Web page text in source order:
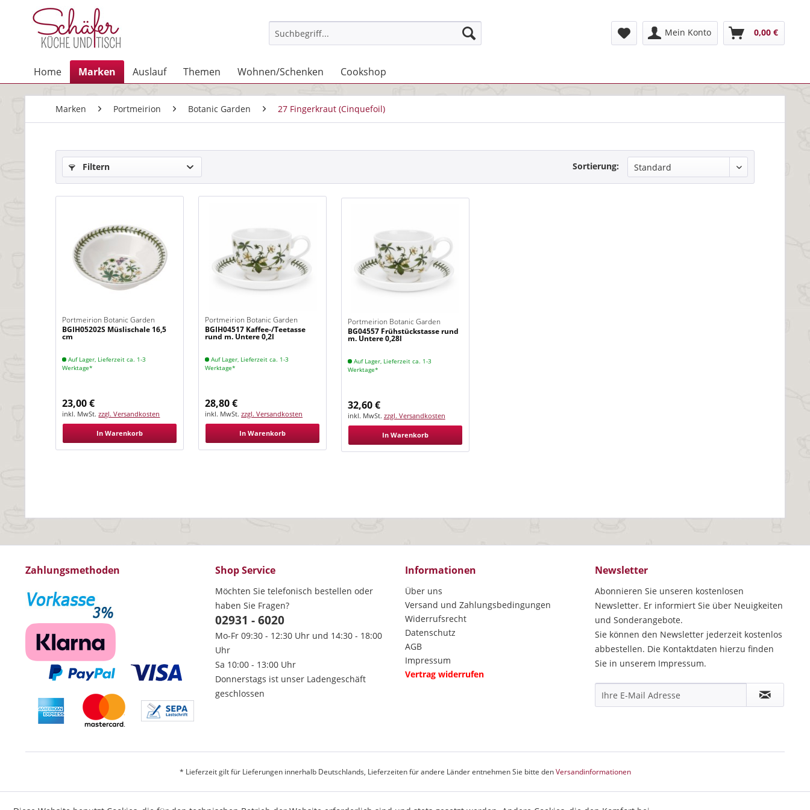
Mein Konto 0,00 €
Home Marken Auslauf Themen Wohnen/Schenken Cookshop
Marken Portmeirion Botanic Garden 27 Fingerkraut (Cinquefoil)
Filtern Sortierung:
Portmeirion Botanic Garden
Cinquefoil
BGIH05202S Müslischale 16,5
cm
Auf Lager, Lieferzeit ca. 1-3
Werktage*
23,00 €
inkl. MwSt.zzgl. Versandkosten
In Warenkorb
Portmeirion Botanic Garden
Cinquefoil
BGIH04517 Kaffee-/Teetasse
rund m. Untere 0,2l
Auf Lager, Lieferzeit ca. 1-3
Werktage*
28,80 €
inkl. MwSt.zzgl. Versandkosten
In Warenkorb
Portmeirion Botanic Garden
Cinquefoil
BG04557 Frühstückstasse rund
m. Untere 0,28l
Auf Lager, Lieferzeit ca. 1-3
Werktage*
32,60 €
inkl. MwSt. zzgl. Versandkosten
In Warenkorb
Zahlungsmethoden Shop Service
Möchten Sie telefonisch bestellen oder
haben Sie Fragen?
02931 - 6020
Mo-Fr 09:30 - 12:30 Uhr und 14:30 - 18:00
Uhr
Sa 10:00 - 13:00 Uhr
Donnerstags ist unser Ladengeschäft
geschlossen
Informationen
Über uns
Versand und Zahlungsbedingungen
Widerrufsrecht
Datenschutz
AGB
Impressum
Vertrag widerrufen
Newsletter
Abonnieren Sie unseren kostenlosen
Newsletter. Er informiert Sie über Neuigkeiten
und Sonderangebote.
Sie können den Newsletter jederzeit kostenlos
abbestellen. Die Kontaktdaten hierzu finden
Sie in unserem Impressum.
* Lieferzeit gilt für Lieferungen innerhalb Deutschlands, Lieferzeiten für andere Länder entnehmen Sie bitte denVersandinformationen